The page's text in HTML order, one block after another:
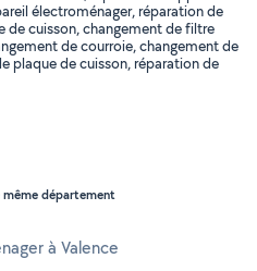
électroménager, réparation de
de cuisson, changement de filtre
de courroie, changement de
plaque de cuisson, réparation de
même département
à Valence